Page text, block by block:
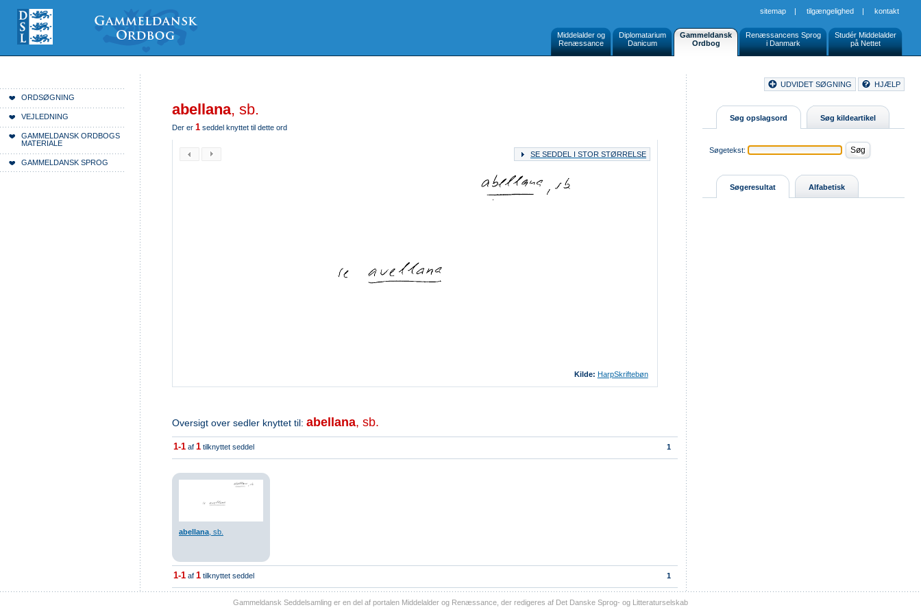
indhold
Videre
værktøjer
sitemap | tilgængelighed | kontakt
Middelalder og
Renæssance
Diplomatarium
Danicum
Gammeldansk
Ordbog
Renæssancens Sprog
i Danmark
Studér Middelalder
på Nettet
ORDSØGNING
VEJLEDNING
GAMMELDANSK ORDBOGS
MATERIALE
GAMMELDANSK SPROG
abellana, sb.
Der er 1 seddel knyttet til dette ord
SE SEDDEL I STOR STØRRELSE
Kilde: HarpSkriftebøn
Oversigt over sedler knyttet til: abellana, sb.
1-1 af 1 tilknyttet seddel 1
abellana , sb.
1-1 af 1 tilknyttet seddel 1
UDVIDET SØGNING HJÆLP
Søg opslagsord Søg kildeartikel
Søgetekst:
Søgeresultat Alfabetisk
Gammeldansk Seddelsamling er en del af portalen Middelalder og Renæssance, der redigeres af Det Danske Sprog- og Litteraturselskab